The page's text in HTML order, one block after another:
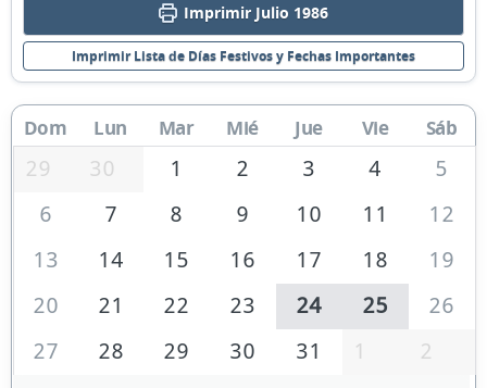
Imprimir Julio 1986
Imprimir Lista de Días Festivos y Fechas Importantes
Dom Lun Mar Mié Jue Vie Sáb
29 30 1 2 3 4
5
6
7 8 9 10 11
12
13
14 15 16 17 18
19
20
21 22 23 24 25
26
27
28 29 30 31 1 2